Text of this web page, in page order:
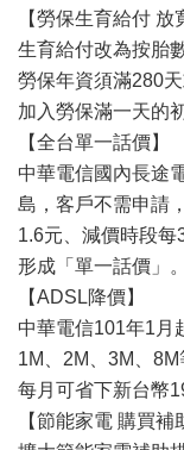
【勞保生育給付 放
生育給付改為按胎
勞保年資須滿280
加入勞保滿一天的
【全台單一話價】
中華電信國內長途
島，客戶不需申請
1.6元、減價時段
形成「單一話價」。
【ADSL降價】
中華電信101年1月
1M、2M、3M、
每月可省下新台幣
【節能家電 購買補